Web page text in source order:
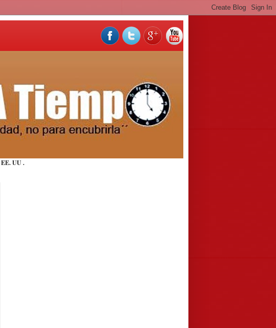
EE. UU.